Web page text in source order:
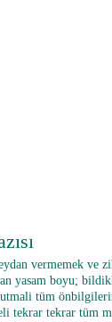
vermemek ve
yasam boyu;
tüm
tekrar tekrar tüm